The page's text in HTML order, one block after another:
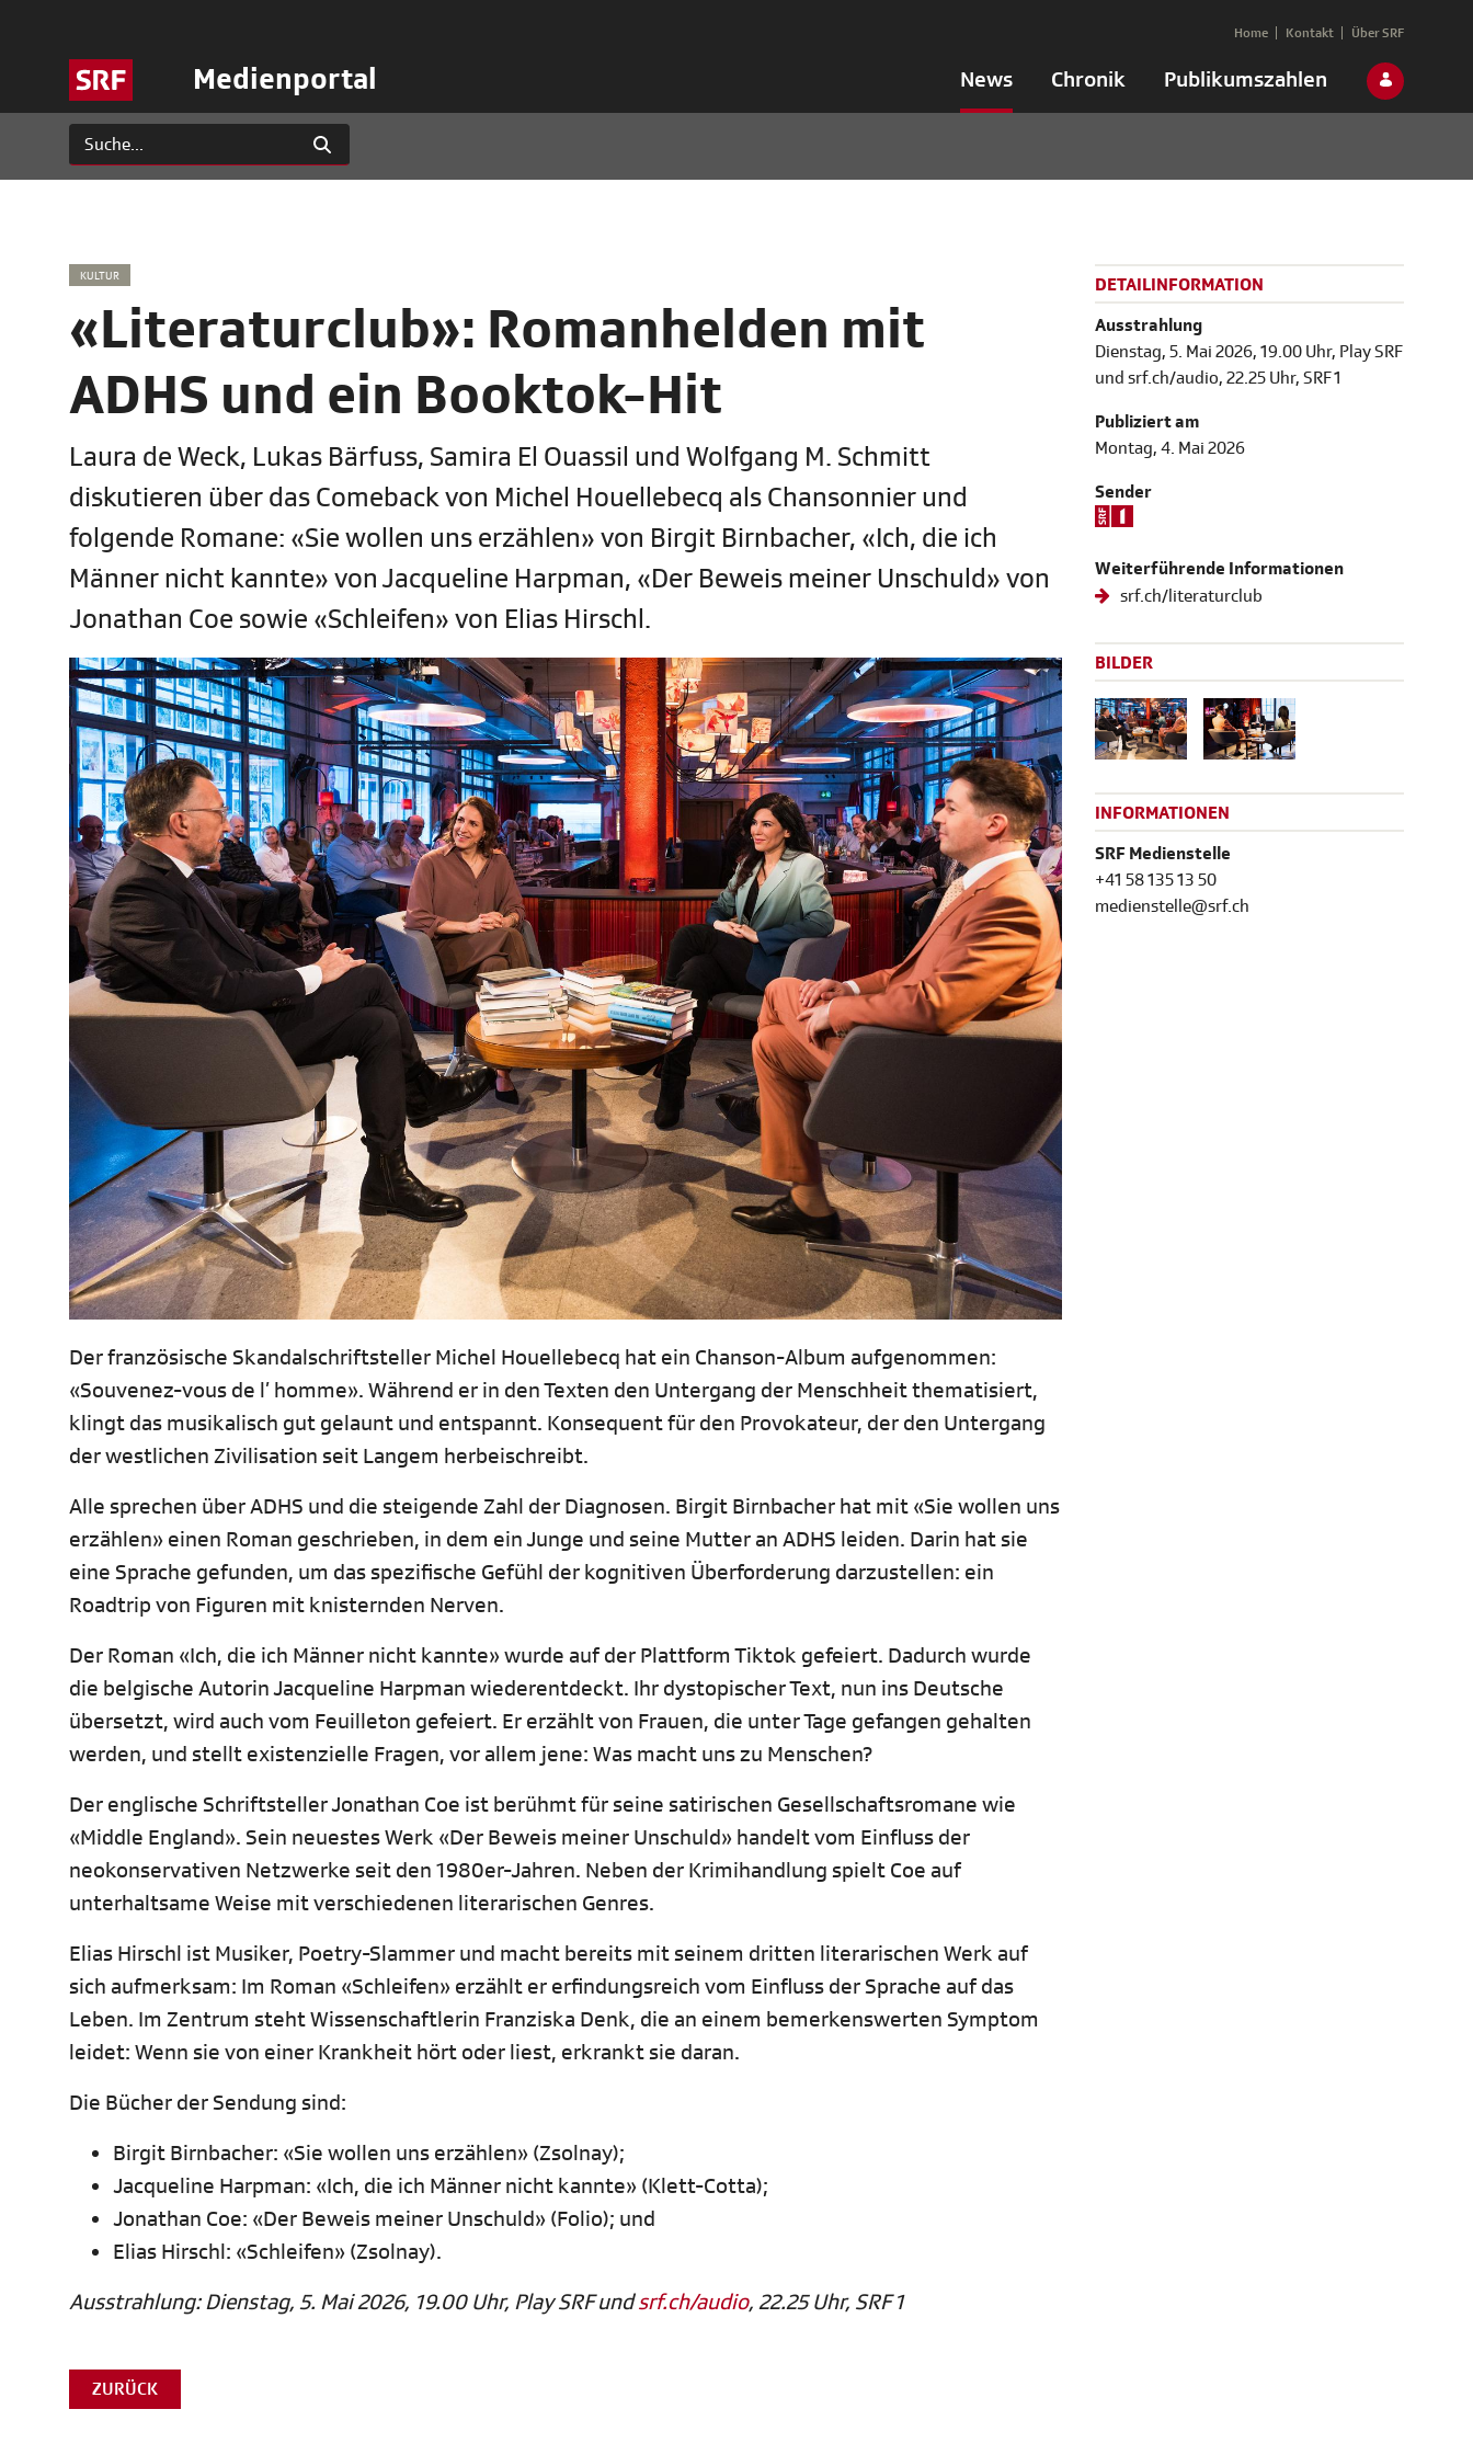
Medienportal News Chronik Publikumszahlen
Home Kontakt Über SRF
KULTUR
«Literaturclub»: Romanhelden mit
ADHS und ein Booktok-Hit
Laura de Weck, Lukas Bärfuss, Samira El Ouassil und Wolfgang M. Schmitt
diskutieren über das Comeback von Michel Houellebecq als Chansonnier und
folgende Romane: «Sie wollen uns erzählen» von Birgit Birnbacher, «Ich, die ich
Männer nicht kannte» von Jacqueline Harpman, «Der Beweis meiner Unschuld» von
Jonathan Coe sowie «Schleifen» von Elias Hirschl.
Der französische Skandalschriftsteller Michel Houellebecq hat ein Chanson-Album aufgenommen:
«Souvenez-vous de l’ homme». Während er in den Texten den Untergang der Menschheit thematisiert,
klingt das musikalisch gut gelaunt und entspannt. Konsequent für den Provokateur, der den Untergang
der westlichen Zivilisation seit Langem herbeischreibt.
Alle sprechen über ADHS und die steigende Zahl der Diagnosen. Birgit Birnbacher hat mit «Sie wollen uns
erzählen» einen Roman geschrieben, in dem ein Junge und seine Mutter an ADHS leiden. Darin hat sie
eine Sprache gefunden, um das spezifische Gefühl der kognitiven Überforderung darzustellen: ein
Roadtrip von Figuren mit knisternden Nerven.
Der Roman «Ich, die ich Männer nicht kannte» wurde auf der Plattform Tiktok gefeiert. Dadurch wurde
die belgische Autorin Jacqueline Harpman wiederentdeckt. Ihr dystopischer Text, nun ins Deutsche
übersetzt, wird auch vom Feuilleton gefeiert. Er erzählt von Frauen, die unter Tage gefangen gehalten
werden, und stellt existenzielle Fragen, vor allem jene: Was macht uns zu Menschen?
Der englische Schriftsteller Jonathan Coe ist berühmt für seine satirischen Gesellschaftsromane wie
«Middle England». Sein neuestes Werk «Der Beweis meiner Unschuld» handelt vom Einfluss der
neokonservativen Netzwerke seit den 1980er-Jahren. Neben der Krimihandlung spielt Coe auf
unterhaltsame Weise mit verschiedenen literarischen Genres.
Elias Hirschl ist Musiker, Poetry-Slammer und macht bereits mit seinem dritten literarischen Werk auf
sich aufmerksam: Im Roman «Schleifen» erzählt er erfindungsreich vom Einfluss der Sprache auf das
Leben. Im Zentrum steht Wissenschaftlerin Franziska Denk, die an einem bemerkenswerten Symptom
leidet: Wenn sie von einer Krankheit hört oder liest, erkrankt sie daran.
Die Bücher der Sendung sind:
Birgit Birnbacher: «Sie wollen uns erzählen» (Zsolnay);
Jacqueline Harpman: «Ich, die ich Männer nicht kannte» (Klett-Cotta);
Jonathan Coe: «Der Beweis meiner Unschuld» (Folio); und
Elias Hirschl: «Schleifen» (Zsolnay).
Ausstrahlung: Dienstag, 5. Mai 2026, 19.00 Uhr, Play SRF undsrf.ch/audio, 22.25 Uhr, SRF 1
ZURÜCK
DETAILINFORMATION
Ausstrahlung
Dienstag, 5. Mai 2026, 19.00 Uhr, Play SRF
und srf.ch/audio, 22.25 Uhr, SRF 1
Publiziert am
Montag, 4. Mai 2026
Sender
Weiterführende Informationen
srf.ch/literaturclub
BILDER
INFORMATIONEN
SRF Medienstelle
+41 58 135 13 50
medienstelle@srf.ch